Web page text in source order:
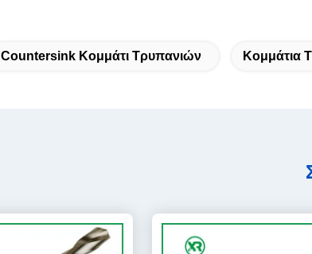
Countersink Κομμάτι Τρυπανιών Κομμάτια